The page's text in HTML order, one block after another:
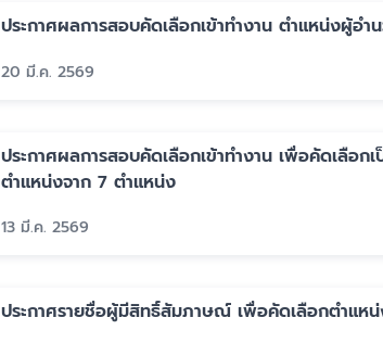
ประกาศผลการสอบคัดเลือกเข้าทำงาน ตำแหน่งผู้อ
20 มี.ค. 2569
ประกาศผลการสอบคัดเลือกเข้าทำงาน เพื่อคัดเลื
ตำแหน่งจาก 7 ตำแหน่ง
13 มี.ค. 2569
ประกาศรายชื่อผู้มีสิทธิ์สัมภาษณ์ เพื่อคัดเลือกตำแห